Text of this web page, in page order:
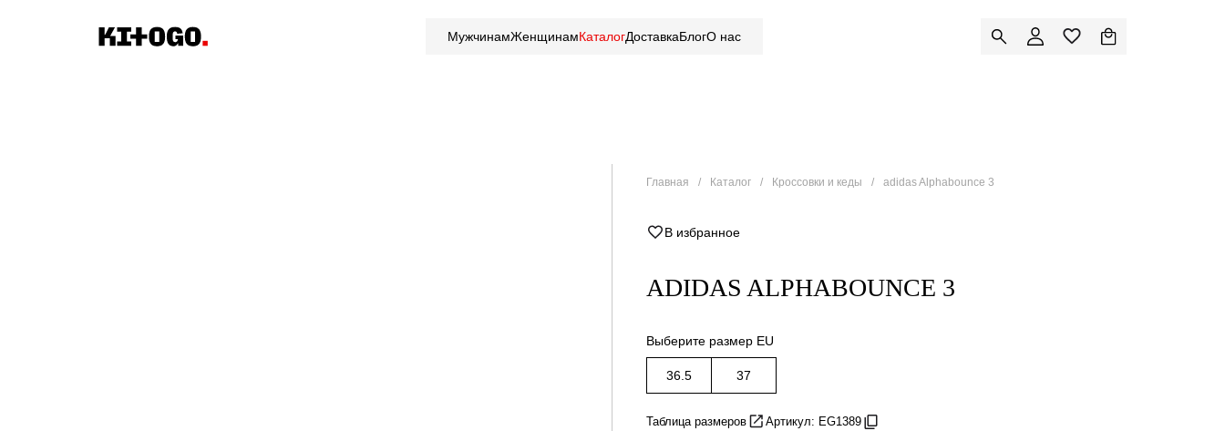
МужчинамЖенщинамКаталогДоставкаБлогО нас
Главная Каталог Кроссовки и кеды adidas Alphabounce 3
ADIDAS ALPHABOUNCE 3
В избранное
Выберите размер EU
36.5 37
Таблица размеров Артикул: EG1389